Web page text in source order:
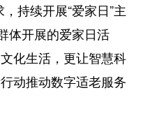
持续开展“爱家日”主
体开展的爱家日活
化生活，更让智慧科
动推动数字适老服务